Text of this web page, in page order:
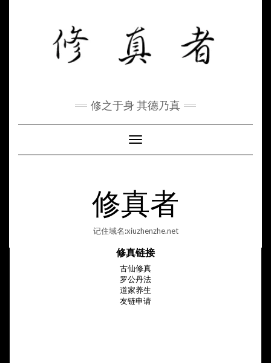
修之于身 其德乃真
Toggle Navigation
修真者
记住域名:xiuzhenzhe.net
修真链接
古仙修真
罗公丹法
道家养生
友链申请